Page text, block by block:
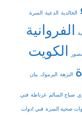
الخالدية الدعية السرة
الفروانية
الكويت
النزهة اليرموك بيان
صباح السالم غرناطة فني
صحية السرة فني ادوات